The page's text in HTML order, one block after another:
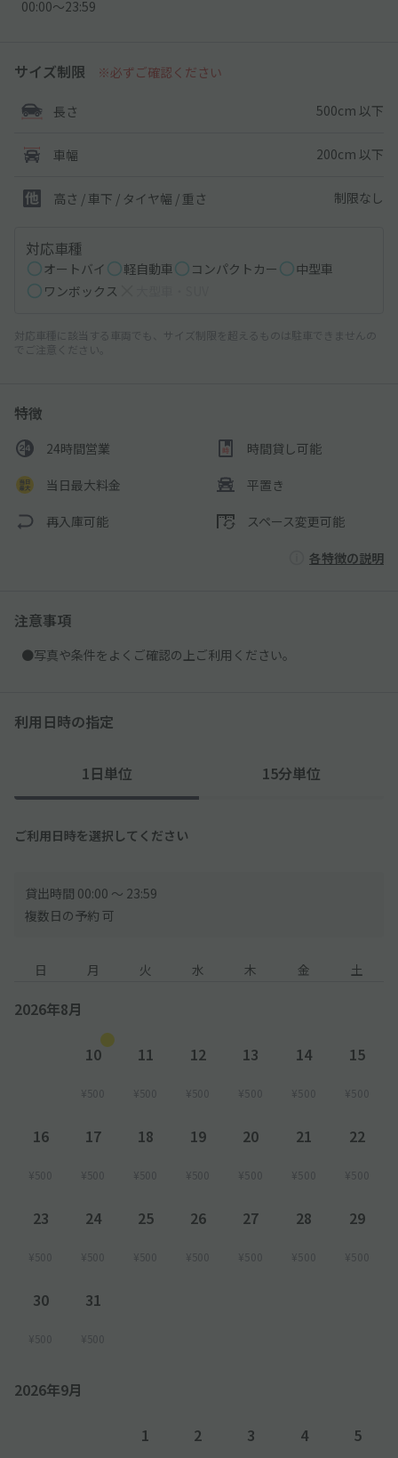
00:00〜23:59
サイズ制限 ※必ずご確認ください
長さ 500cm 以下
車幅 200cm 以下
高さ / 車下 / タイヤ幅 / 重さ 制限なし
対応車種
オートバイ 軽自動車 コンパクトカー
中型車
ワンボックス
対応車種に該当する車両でも、サイズ制限を超えるものは駐車できませんの
でご注意ください。
特徴
24時間営業 時間貸し可能
当日最大料金 平置き
再入庫可能 スペース変更可能
各特徴の説明
注意事項
●写真や条件をよくご確認の上ご利用ください。
利用日時の指定
1日単位 15分単位
ご利用日時を選択してください
貸出時間 00:00 〜 23:59
複数日の予約 可
日 月 火 水 木 金 土
2026年8月
10
¥500
11
¥500
12
¥500
13
¥500
14
¥500
15
¥500
16
¥500
17
¥500
18
¥500
19
¥500
20
¥500
21
¥500
22
¥500
23
¥500
24
¥500
25
¥500
26
¥500
27
¥500
28
¥500
29
¥500
30
¥500
31
¥500
2026年9月
1 2 3 4 5